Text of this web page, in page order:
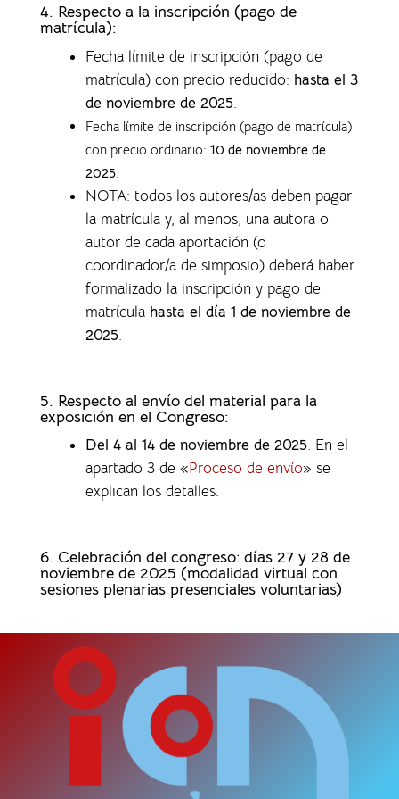
4. Respecto a la inscripción (pago de
matrícula):
Fecha límite de inscripción (pago de
matrícula) con precio reducido: hasta el 3
de noviembre de 2025.
Fecha límite de inscripción (pago de matrícula)
con precio ordinario: 10 de noviembre de
2025.
NOTA: todos los autores/as deben pagar
la matrícula y, al menos, una autora o
autor de cada aportación (o
coordinador/a de simposio) deberá haber
formalizado la inscripción y pago de
matrícula hasta el día 1 de noviembre de
2025.
5. Respecto al envío del material para la
exposición en el Congreso:
Del 4 al 14 de noviembre de 2025. En el
apartado 3 de «Proceso de envío» se
explican los detalles.
6. Celebración del congreso: días 27 y 28 de
noviembre de 2025 (modalidad virtual con
sesiones plenarias presenciales voluntarias)